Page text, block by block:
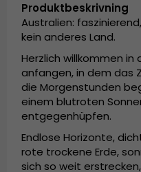
Produktbeskrivning
Australien:
kein anderes Land.
Herzlich willkommen in
anfangen, in dem das
die Morgenstunden
einem blutroten
entgegenhüpfen.
Endlose Horizonte,
rote trockene Erde,
sich so weit